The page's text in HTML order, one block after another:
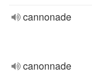
cannonade
canonnade